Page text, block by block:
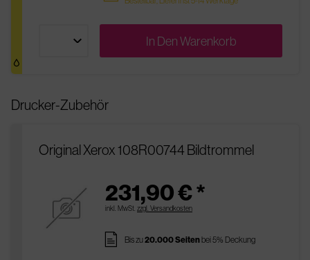
In DenWarenkorb
Drucker-Zubehör
Original Xerox 108R00744 Bildtrommel
231,90 € *
inkl. MwSt. zzgl. Versandkosten
pages Bis zu20.000 Seitenbei 5% Deckung